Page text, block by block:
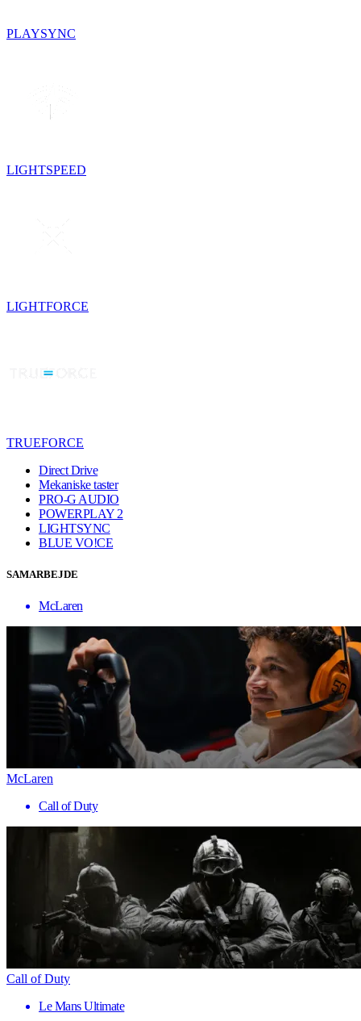
PLAYSYNC
LIGHTSPEED
LIGHTFORCE
TRUEFORCE
Direct Drive
Mekaniske taster
PRO-G AUDIO
POWERPLAY 2
LIGHTSYNC
BLUE VO!CE
SAMARBEJDE
McLaren
McLaren
Call of Duty
Call of Duty
Le Mans Ultimate